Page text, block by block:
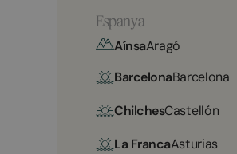
Espanya
AínsaAragó
BarcelonaBarcelona
ChilchesCastellón
La FrancaAsturias